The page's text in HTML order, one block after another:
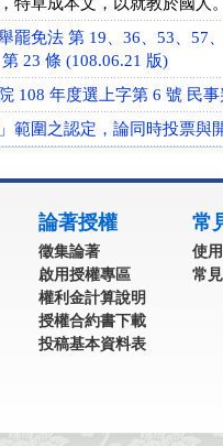
罷免法 第 19、36、53、57
23 條 (108.06.21 版)
108 年度選上字第 6 號 民
範圍之認定，論同時投票與
論著授權
徵集論著
啟用授權專區
權利金計算說明
授權合約書下載
投稿基本資料表
常
使
常